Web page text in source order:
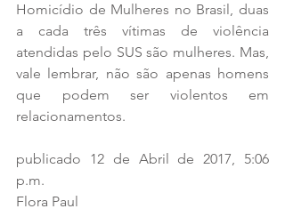
Homicídio de Mulheres no Brasil, duas
a cada três vítimas de violência
atendidas pelo SUS são mulheres. Mas,
vale lembrar, não são apenas homens
que podem ser violentos em
relacionamentos.
publicado 12 de Abril de 2017, 5:06
p.m.
Flora Paul